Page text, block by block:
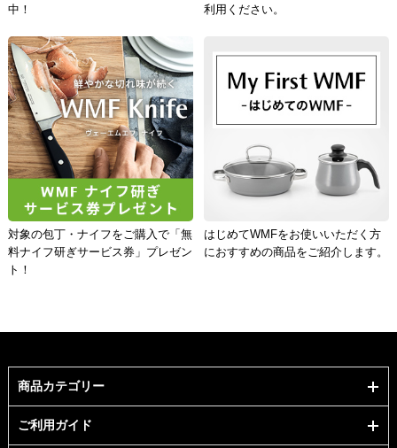
中！
利用ください。
対象の包丁・ナイフをご購入で「無
料ナイフ研ぎサービス券」プレゼン
ト！
はじめてWMFをお使いいただく方
におすすめの商品をご紹介します。
商品カテゴリー
ご利用ガイド